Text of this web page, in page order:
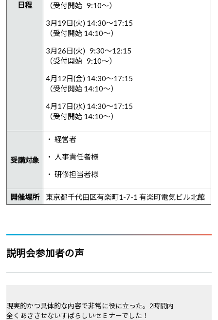
日程
（受付開始 9:10～）
3月19日(火) 14:30～17:15
（受付開始 14:10～）
3月26日(火) 9:30～12:15
（受付開始 9:10～）
4月12日(金) 14:30～17:15
（受付開始 14:10～）
4月17日(水) 14:30～17:15
（受付開始 14:10～）
受講対象
・ 経営者
・ 人事責任者様
・ 研修担当者様
開催場所 東京都千代田区有楽町1-7-1 有楽町電気ビル北館
説明会参加者の声
現実的かつ具体的な内容で非常に役に立った。2時間内
全くあきさせないすばらしいセミナーでした！